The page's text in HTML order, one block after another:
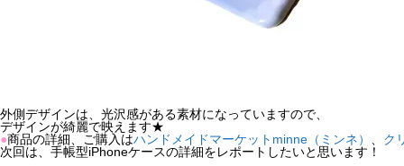
外側デザインは、光沢感がある素材になっていますので、
デザインが綺麗で映えます★
●商品の詳細、ご購入はハンドメイドマーケットminne（ミンネ）
ク
次回は、手帳型iPhoneケースの詳細をレポートしたいと思います！